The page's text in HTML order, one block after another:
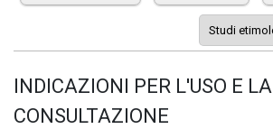
INDICAZIONI PER L'USO E LA
CONSULTAZIONE